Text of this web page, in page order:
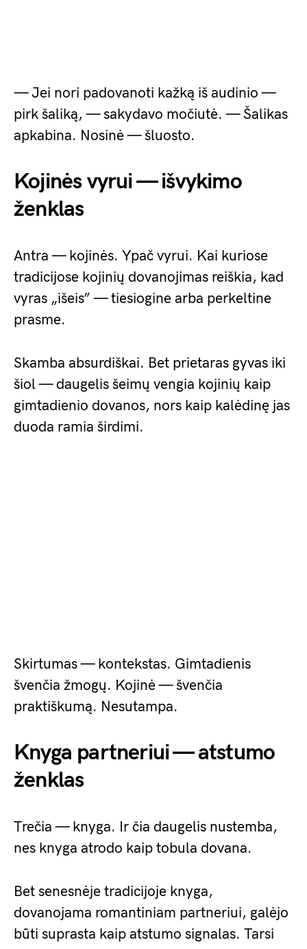
— Jei nori padovanoti kažką iš audinio —
pirk šaliką, — sakydavo močiutė. — Šalikas
apkabina. Nosinė — šluosto.
Kojinės vyrui — išvykimo
ženklas
Antra — kojinės. Ypač vyrui. Kai kuriose
tradicijose kojinių dovanojimas reiškia, kad
vyras „išeis” — tiesiogine arba perkeltine
prasme.
Skamba absurdiškai. Bet prietaras gyvas iki
šiol — daugelis šeimų vengia kojinių kaip
gimtadienio dovanos, nors kaip kalėdinę jas
duoda ramia širdimi.
Skirtumas — kontekstas. Gimtadienis
švenčia žmogų. Kojinė — švenčia
praktiškumą. Nesutampa.
Knyga partneriui — atstumo
ženklas
Trečia — knyga. Ir čia daugelis nustemba,
nes knyga atrodo kaip tobula dovana.
Bet senesnėje tradicijoje knyga,
dovanojama romantiniam partneriui, galėjo
būti suprasta kaip atstumo signalas. Tarsi